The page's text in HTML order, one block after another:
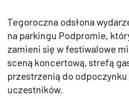
Tegoroczna odsłona
na parkingu Podpromie,
zamieni się w festiwalowe
sceną koncertową, strefą
przestrzenią do
uczestników.